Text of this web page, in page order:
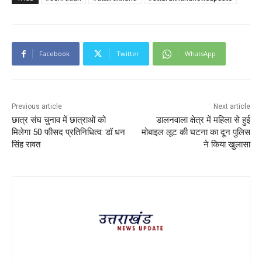
Facebook Twitter WhatsApp
Previous article
छात्र संघ चुनाव में छात्राओं को
मिलेगा 50 फीसद प्रतिनिधित्व: डॉ धन
सिंह रावत
Next article
डालनवाला क्षेत्र में महिला से हुई
मोबाइल लूट की घटना का दून पुलिस
ने किया खुलासा